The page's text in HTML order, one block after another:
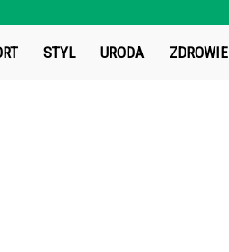
STYL URODA ZDROWIE